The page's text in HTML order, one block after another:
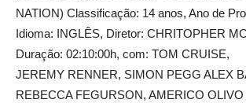
NATION) Classificação: 14 anos, Ano de
Idioma: INGLÊS, Diretor: CHRITOPHER
Duração: 02:10:00h, com: TOM CRUISE,
JEREMY RENNER, SIMON PEGG ALEX
REBECCA FEGURSON, AMERICO